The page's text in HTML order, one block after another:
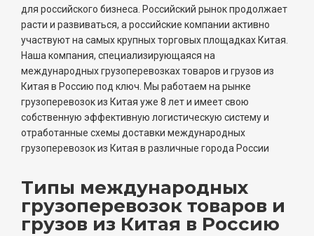
для российского бизнеса. Российский рынок продолжает
расти и развиваться, а российские компании активно
участвуют на самых крупных торговых площадках Китая.
Наша компания, специализирующаяся на
международных грузоперевозках товаров и грузов из
Китая в Россию под ключ. Мы работаем на рынке
грузоперевозок из Китая уже 8 лет и имеет свою
собственную эффективную логистическую систему и
отработанные схемы доставки международных
грузоперевозок из Китая в различные города России
Типы международных
грузоперевозок товаров и
грузов из Китая в Россию